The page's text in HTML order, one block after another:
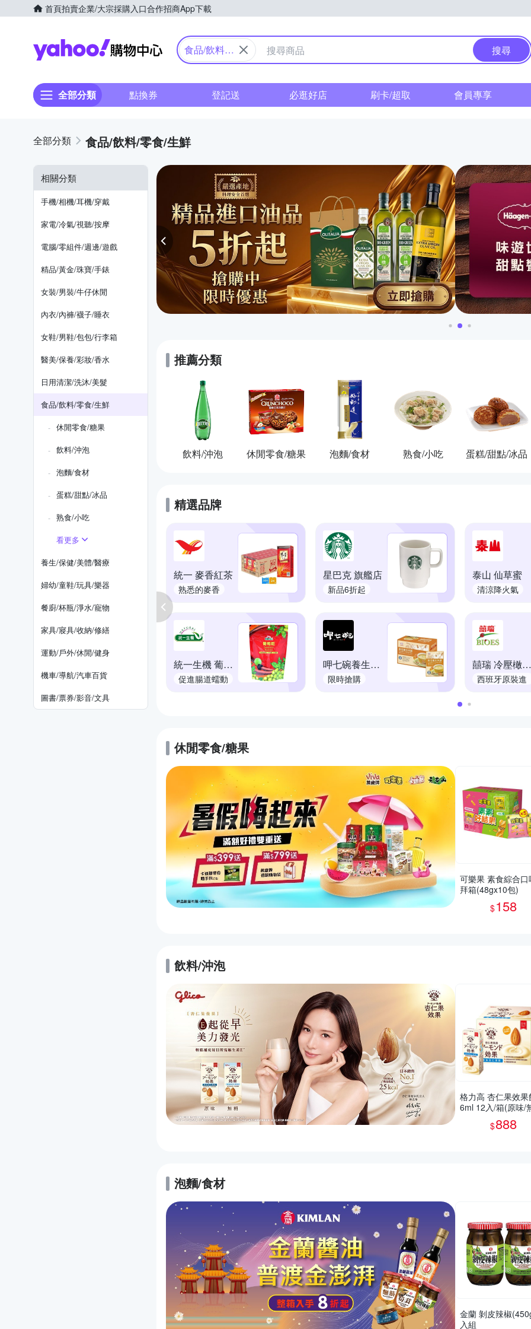
首頁拍賣企業/大宗採購入口合作招商App下載
Yahoo購物中心
食品/飲料/
搜尋
全部分類 點換券 登記送 必逛好店 刷卡/超取 會員專享
食品/飲料/零食/生鮮
相關分類
手機/相機/耳機/穿戴
家電/冷氣/視聽/按摩
電腦/零組件/週邊/遊戲
精品/黃金/珠寶/手錶
女裝/男裝/牛仔休閒
內衣/內褲/襪子/睡衣
女鞋/男鞋/包包/行李箱
醫美/保養/彩妝/香水
日用清潔/洗沐/美髮
食品/飲料/零食/生鮮
休閒零食/糖果
飲料/沖泡
泡麵/食材
蛋糕/甜點/冰品
熟食/小吃
看更多
養生/保健/美體/醫療
婦幼/童鞋/玩具/樂器
餐廚/杯瓶/淨水/寵物
家具/寢具/收納/修繕
運動/戶外/休閒/健身
機車/導航/汽車百貨
圖書/票券/影音/文具
推薦分類
飲料/沖泡 休閒零食/糖果 泡麵/食材 熟食/小吃 蛋糕/甜點/冰品
精選品牌
統一 麥香紅茶
熟悉的麥香
星巴克 旗艦店
新品6折起
泰山 仙草蜜
清涼降火氣
統一生機 葡萄乾
促進腸道蠕動
呷七碗養生沖調
限時搶購
囍瑞 冷壓橄欖油
西班牙原裝進
休閒零食/糖果的優惠推薦活動
可樂果 素食綜合口
拜箱(48gx10包)
$158
飲料/沖泡的優惠推薦活動
格力高 杏仁果效
6ml 12入/箱(原味/
$888
泡麵/食材的優惠推薦活動
金蘭 剝皮辣椒
入組